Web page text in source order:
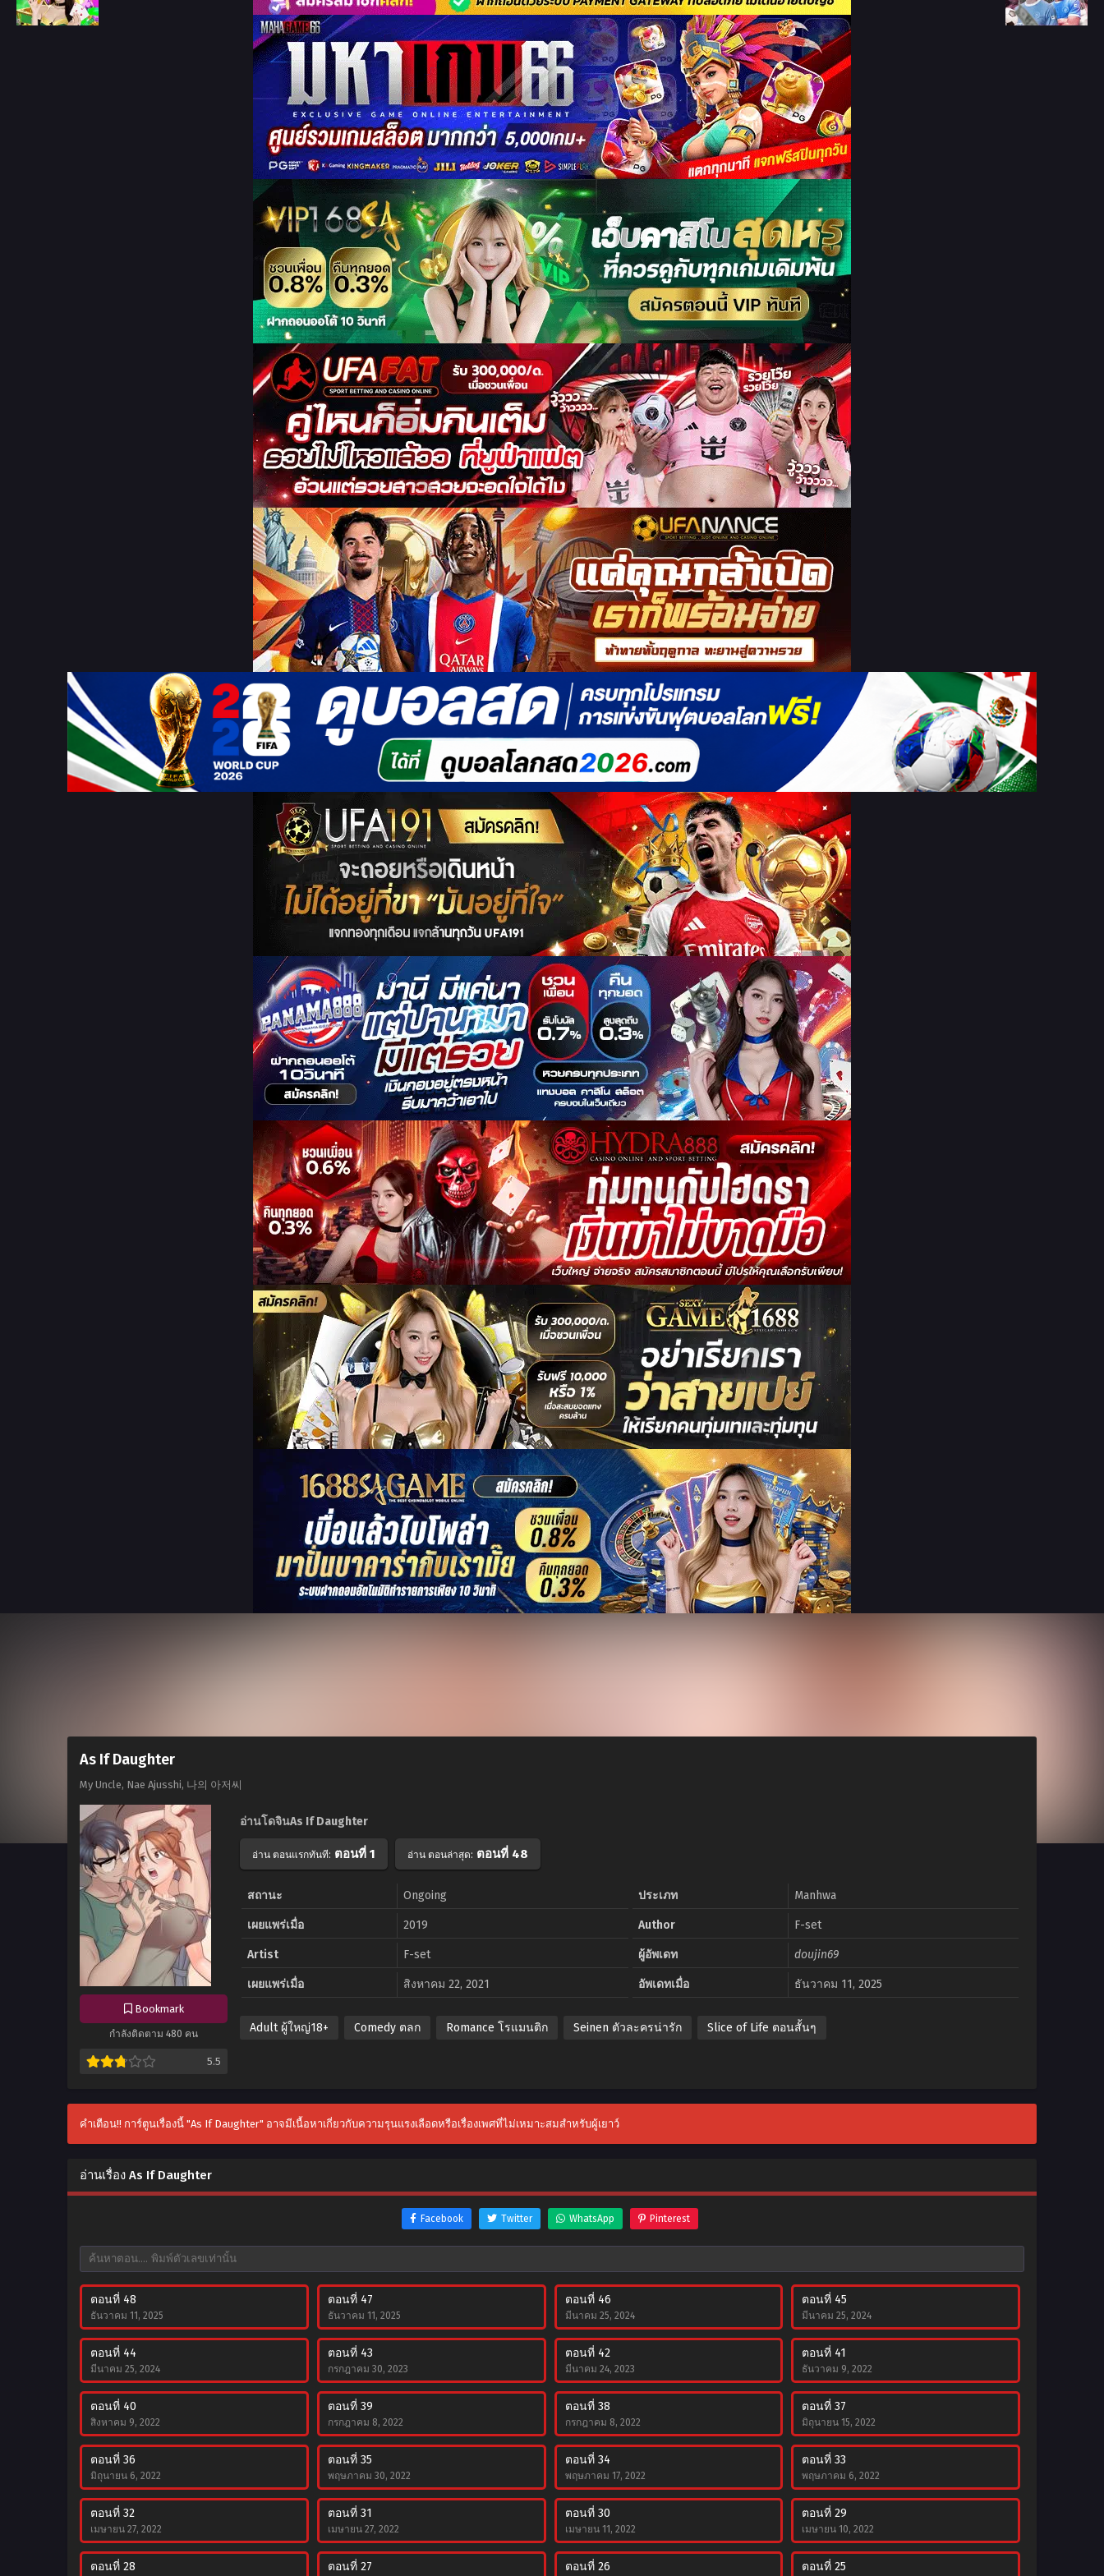
As If Daughter
My Uncle, Nae Ajusshi, 나의 아저씨
Bookmark
กำลังติดตาม 480 คน
5.5
อ่านโดจินAs If Daughter
อ่าน ตอนแรกทันที: ตอนที่ 1 อ่าน ตอนล่าสุด: ตอนที่ 48
สถานะ Ongoing ประเภท Manhwa
เผยแพร่เมื่อ 2019 Author F-set
Artist F-set ผู้อัพเดท doujin69
เผยแพร่เมื่อ สิงหาคม 22, 2021 อัพเดทเมื่อ ธันวาคม 11, 2025
Adult ผู้ใหญ่18+ Comedy ตลก Romance โรแมนติก Seinen ตัวละครน่ารัก Slice of Life ตอนสั้นๆ
คำเตือน!! การ์ตูนเรื่องนี้ "As If Daughter" อาจมีเนื้อหาเกี่ยวกับความรุนแรงเลือดหรือเรื่องเพศที่ไม่เหมาะสมสำหรับผู้เยาว์
อ่านเรื่อง As If Daughter
Facebook Twitter WhatsApp Pinterest
ตอนที่ 48
ธันวาคม 11, 2025
ตอนที่ 47
ธันวาคม 11, 2025
ตอนที่ 46
มีนาคม 25, 2024
ตอนที่ 45
มีนาคม 25, 2024
ตอนที่ 44
มีนาคม 25, 2024
ตอนที่ 43
กรกฎาคม 30, 2023
ตอนที่ 42
มีนาคม 24, 2023
ตอนที่ 41
ธันวาคม 9, 2022
ตอนที่ 40
สิงหาคม 9, 2022
ตอนที่ 39
กรกฎาคม 8, 2022
ตอนที่ 38
กรกฎาคม 8, 2022
ตอนที่ 37
มิถุนายน 15, 2022
ตอนที่ 36
มิถุนายน 6, 2022
ตอนที่ 35
พฤษภาคม 30, 2022
ตอนที่ 34
พฤษภาคม 17, 2022
ตอนที่ 33
พฤษภาคม 6, 2022
ตอนที่ 32
เมษายน 27, 2022
ตอนที่ 31
เมษายน 27, 2022
ตอนที่ 30
เมษายน 11, 2022
ตอนที่ 29
เมษายน 10, 2022
ตอนที่ 28 ตอนที่ 27 ตอนที่ 26 ตอนที่ 25